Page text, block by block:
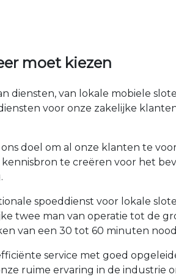
moet kiezen
diensten, van lokale mobiele
voor onze zakelijke
doel om al onze klanten te
te creëren voor het
spoeddienst voor lokale
twee man van operatie tot de
van een 30 tot 60 minuten
service met goed
ruime ervaring in de industrie